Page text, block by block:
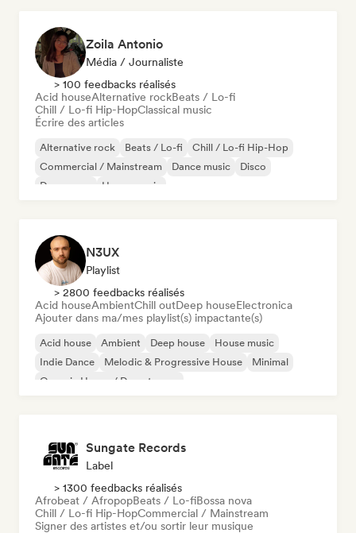
Zoila Antonio
Média / Journaliste
> 100 feedbacks réalisés
Acid houseAlternative rockBeats / Lo-fi
Chill / Lo-fi Hip-HopClassical music
Écrire des articles
Alternative rock Beats / Lo-fi
Chill / Lo-fi Hip-Hop
Commercial / Mainstream
Dance music
Disco
Dream pop
House music
N3UX
Playlist
> 2800 feedbacks réalisés
Acid houseAmbientChill outDeep houseElectronica
Ajouter dans ma/mes playlist(s) impactante(s)
Acid house Ambient Deep house
House music
Indie Dance
Melodic & Progressive House
Minimal
Organic House / Downtempo
Sungate Records
Label
> 1300 feedbacks réalisés
Afrobeat / AfropopBeats / Lo-fiBossa nova
Chill / Lo-fi Hip-HopCommercial / Mainstream
Signer des artistes et/ou sortir leur musique